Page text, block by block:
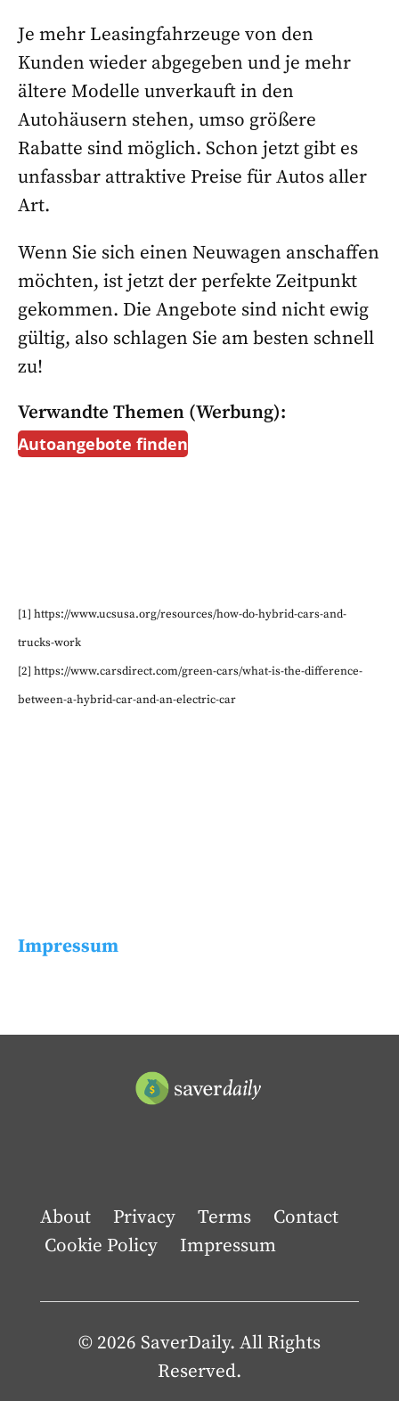
Je mehr Leasingfahrzeuge von den
Kunden wieder abgegeben und je mehr
ältere Modelle unverkauft in den
Autohäusern stehen, umso größere
Rabatte sind möglich. Schon jetzt gibt es
unfassbar attraktive Preise für Autos aller
Art.
Wenn Sie sich einen Neuwagen anschaffen
möchten, ist jetzt der perfekte Zeitpunkt
gekommen. Die Angebote sind nicht ewig
gültig, also schlagen Sie am besten schnell
zu!
Verwandte Themen (Werbung):
Autoangebote finden
[1] https://www.ucsusa.org/resources/how-do-hybrid-cars-and-
trucks-work
[2] https://www.carsdirect.com/green-cars/what-is-the-difference-
between-a-hybrid-car-and-an-electric-car
Impressum
About Privacy Terms
Contact
Cookie Policy
Impressum
© 2026 SaverDaily. All Rights
Reserved.